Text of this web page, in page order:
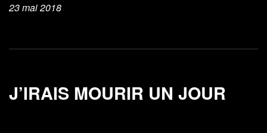
23 mai 2018
J’IRAIS MOURIR UN JOUR